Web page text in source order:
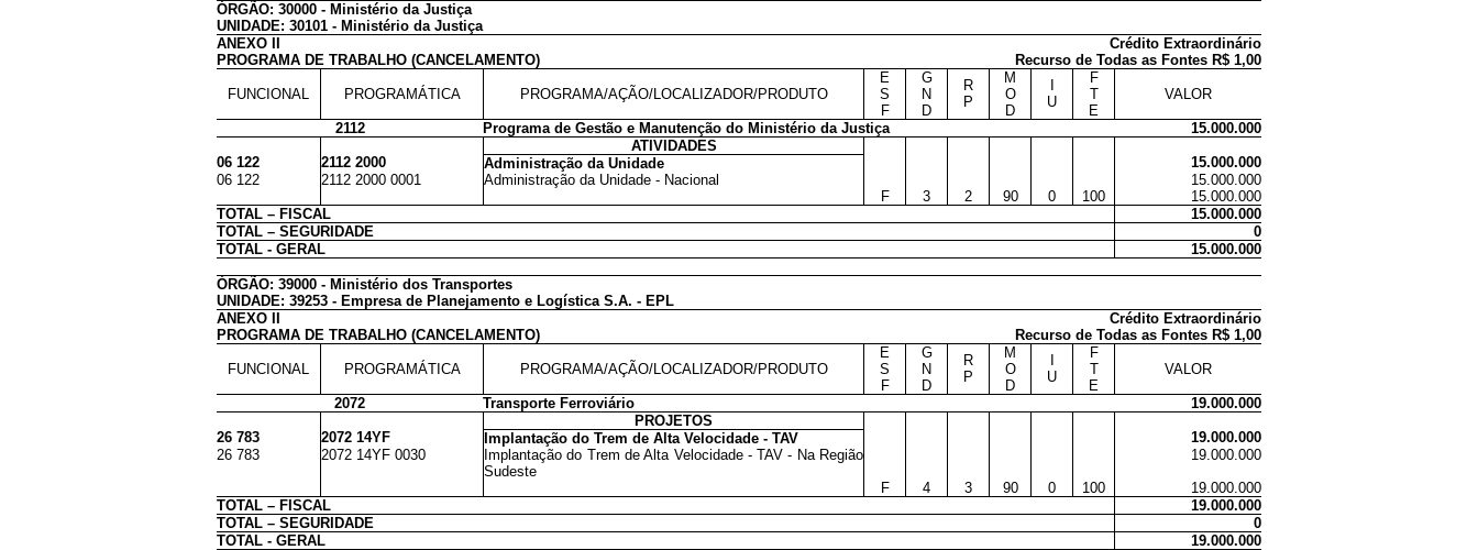
ÓRGÃO: 30000 - Ministério da Justiça
UNIDADE: 30101 - Ministério da Justiça
ANEXO II
Crédito Extraordinário
PROGRAMA DE TRABALHO (CANCELAMENTO)
Recurso de Todas as Fontes R$ 1,00
FUNCIONAL PROGRAMÁTICA PROGRAMA/AÇÃO/LOCALIZADOR/PRODUTO
E
S
F
G
N
D
R
P
M
O
D
U
F
T
E
VALOR
2112 Programa de Gestão e Manutenção do Ministério da Justiça
15.000.000
ATIVIDADES
06 122
2112 2000 Administração da Unidade
15.000.000
06 122
2112 2000 0001 Administração da Unidade - Nacional
15.000.000
F
3 2 90 0 100
15.000.000
TOTAL – FISCAL
15.000.000
TOTAL – SEGURIDADE
0
TOTAL - GERAL
15.000.000
ÓRGÃO: 39000 - Ministério dos Transportes
UNIDADE: 39253 - Empresa de Planejamento e Logística S.A. - EPL
ANEXO II
Crédito Extraordinário
PROGRAMA DE TRABALHO (CANCELAMENTO)
Recurso de Todas as Fontes R$ 1,00
FUNCIONAL PROGRAMÁTICA PROGRAMA/AÇÃO/LOCALIZADOR/PRODUTO
E
S
F
G
N
D
R
P
M
O
D
U
F
T
E
VALOR
2072 Transporte Ferroviário
19.000.000
PROJETOS
26 783
2072 14YF Implantação do Trem de Alta Velocidade - TAV
19.000.000
26 783
2072 14YF 0030
Implantação do Trem de Alta Velocidade - TAV - Na Região
Sudeste
19.000.000
F
4 3 90 0 100
19.000.000
TOTAL – FISCAL
19.000.000
TOTAL – SEGURIDADE
0
TOTAL - GERAL
19.000.000